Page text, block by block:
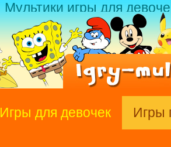
Мультики игры для
Игры для девочек Игры